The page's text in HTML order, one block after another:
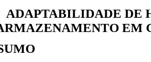
ADAPTABILIDADE DE
EM